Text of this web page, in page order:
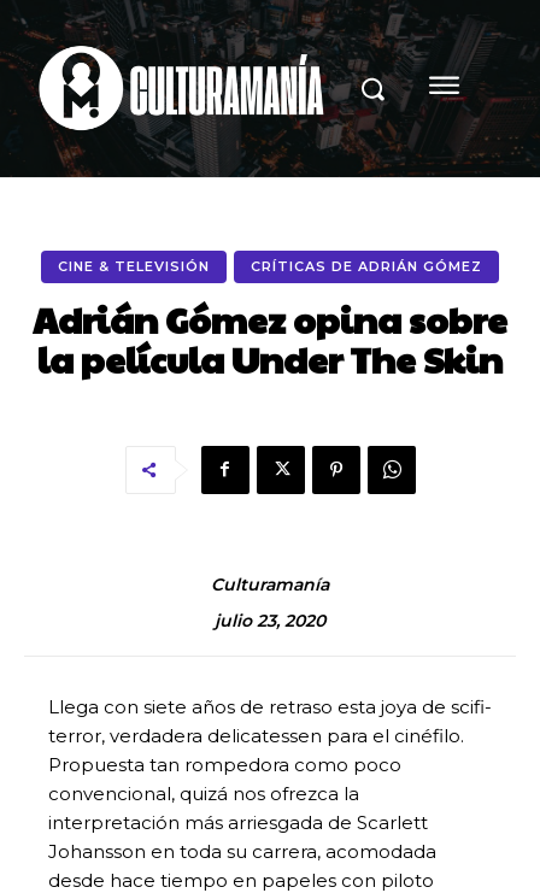
CINE & TELEVISIÓN CRÍTICAS DE ADRIÁN GÓMEZ
Adrián Gómez opina sobre
la película Under The Skin
Culturamanía
julio 23, 2020
Llega con siete años de retraso esta joya de scifi-
terror, verdadera delicatessen para el cinéfilo.
Propuesta tan rompedora como poco
convencional, quizá nos ofrezca la
interpretación más arriesgada de Scarlett
Johansson en toda su carrera, acomodada
desde hace tiempo en papeles con piloto